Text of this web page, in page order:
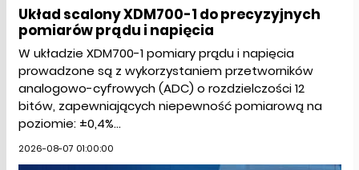
Układ scalony XDM700-1 do precyzyjnych
pomiarów prądu i napięcia
W układzie XDM700-1 pomiary prądu i napięcia
prowadzone są z wykorzystaniem przetworników
analogowo-cyfrowych (ADC) o rozdzielczości 12
bitów, zapewniających niepewność pomiarową na
poziomie: ±0,4%...
2026-08-07 01:00:00